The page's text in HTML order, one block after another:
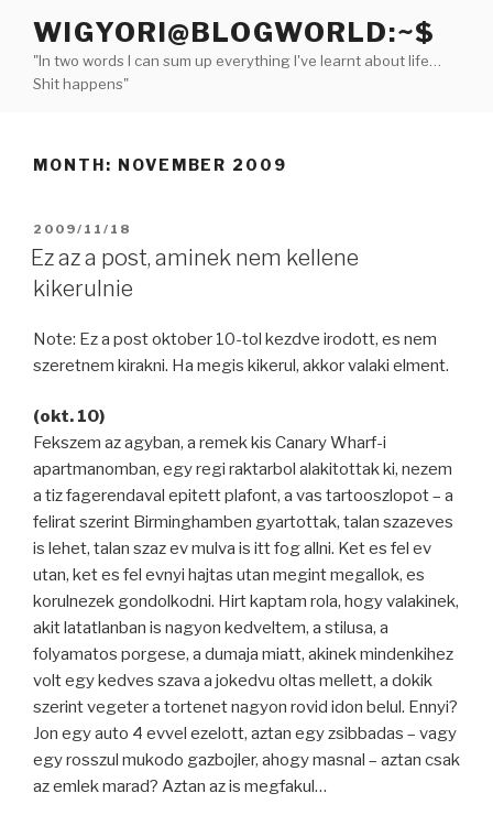
content
WIGYORI@BLOGWORLD:~$
"In two words I can sum up everything I've learnt about life…
Shit happens"
MONTH: NOVEMBER 2009
POSTED
ON
2009/11/18
Ez az a post, aminek nem kellene
kikerulnie
Note: Ez a post oktober 10-tol kezdve irodott, es nem
szeretnem kirakni. Ha megis kikerul, akkor valaki elment.
(okt. 10)
Fekszem az agyban, a remek kis Canary Wharf-i
apartmanomban, egy regi raktarbol alakitottak ki, nezem
a tiz fagerendaval epitett plafont, a vas tartooszlopot – a
felirat szerint Birminghamben gyartottak, talan szazeves
is lehet, talan szaz ev mulva is itt fog allni. Ket es fel ev
utan, ket es fel evnyi hajtas utan megint megallok, es
korulnezek gondolkodni. Hirt kaptam rola, hogy valakinek,
akit latatlanban is nagyon kedveltem, a stilusa, a
folyamatos porgese, a dumaja miatt, akinek mindenkihez
volt egy kedves szava a jokedvu oltas mellett, a dokik
szerint vegeter a tortenet nagyon rovid idon belul. Ennyi?
Jon egy auto 4 evvel ezelott, aztan egy zsibbadas – vagy
egy rosszul mukodo gazbojler, ahogy masnal – aztan csak
az emlek marad? Aztan az is megfakul…